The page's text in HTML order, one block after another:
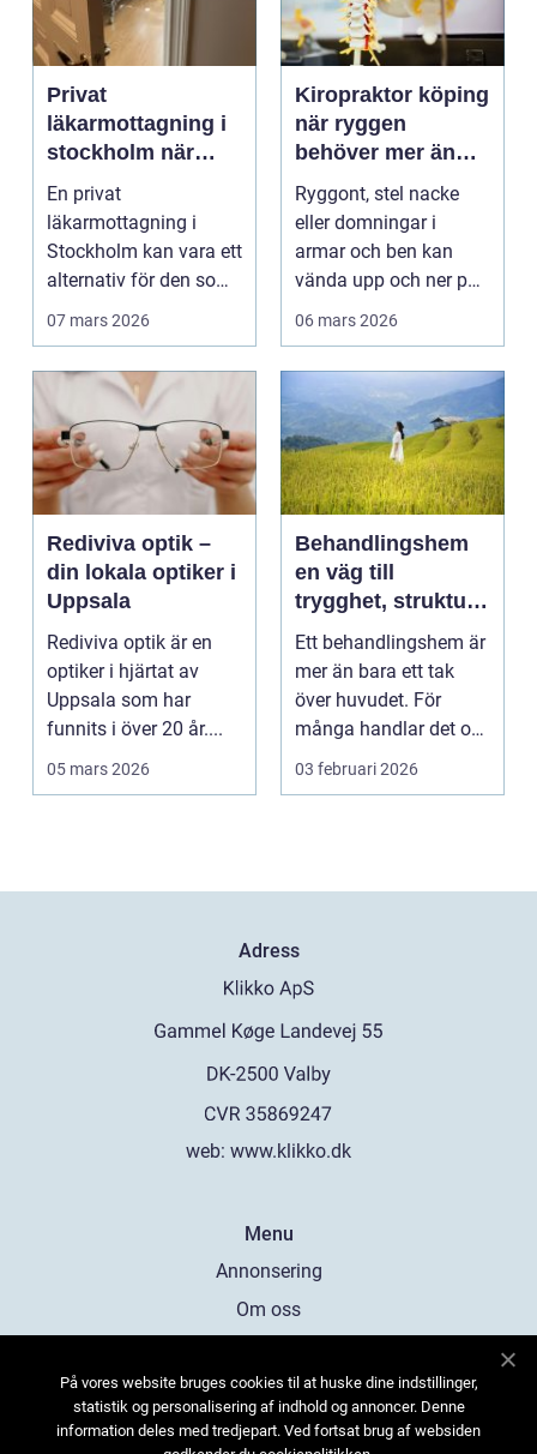
Privat
läkarmottagning i
stockholm när
personlig vård och
specialistkunskap
är viktig
En privat
läkarmottagning i
Stockholm kan vara ett
alternativ för den som
vill ha snabb tillgång
07 mars 2026
Kiropraktor köping
när ryggen
behöver mer än
vila
Ryggont, stel nacke
eller domningar i
armar och ben kan
vända upp och ner på
vardagen. Många
06 mars 2026
Rediviva optik –
din lokala optiker i
Uppsala
Rediviva optik är en
optiker i hjärtat av
Uppsala som har
funnits i över 20 år....
05 mars 2026
Behandlingshem
en väg till
trygghet, struktur
och förändring
Ett behandlingshem är
mer än bara ett tak
över huvudet. För
många handlar det om
att få en chans att...
03 februari 2026
Adress
web: www.klikko.dk
Menu
Annonsering
Om oss
Kontakta oss
Sitemap
På vores website bruges cookies til at huske dine indstillinger,
statistik og personalisering af indhold og annoncer. Denne
information deles med tredjepart. Ved fortsat brug af websiden